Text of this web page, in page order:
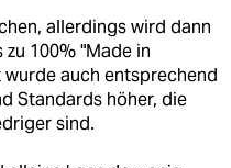
allerdings wird dann
100% "Made in
auch entsprechend
Standards höher, die
sind.